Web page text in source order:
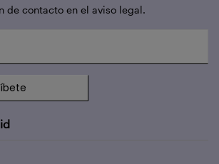
de contacto en el aviso legal.